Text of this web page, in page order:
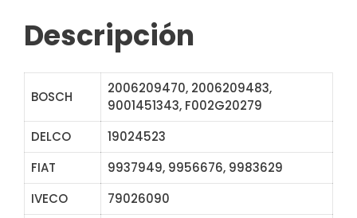
Descripción
BOSCH
2006209470, 2006209483,
9001451343, F002G20279
DELCO
19024523
FIAT
9937949, 9956676, 9983629
IVECO
79026090